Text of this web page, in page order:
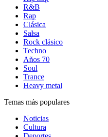
R&B
Rap
Clásica
Salsa
Rock clásico
Techno
Años 70
Soul
Trance
Heavy metal
Temas más populares
Noticias
Cultura